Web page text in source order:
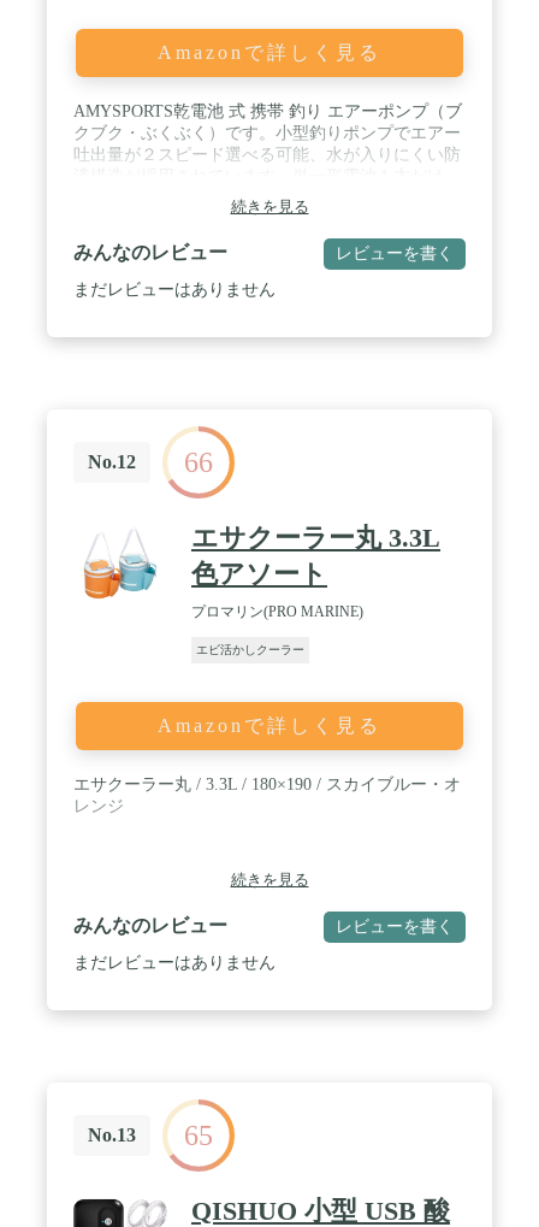
Amazonで詳しく見る
AMYSPORTS乾電池 式 携帯 釣り エアーポンプ（ブ
クブク・ぶくぶく）です。小型釣りポンプでエアー
吐出量が２スピード選べる可能、水が入りにくい防
で、しっかり長時間稼働してくれます。釣り生き餌
を活かしておく時や釣った魚を生きたまま持ち帰る
時など、この小型ぶくぶくエアーを是非利用して頂
きたいです。 / 釣りエアーポンプの酸素吐出量が２
段階選べる可能、強：1Ｌ/min、弱：0.5Ｌ/min。単
の装重量は約340ｇ、軽量で持ち運びやすい。エア
ーポンプの裏面にはクリップが付いているので、バ
ケツ、バッカン、くーらーボックスなどに掛けるの
が簡単。（クリップがドライバーで取り外し可能で
す。） / 小型釣りエアーポンプは泳がせ釣り、磯釣
り、海釣りなど活き餌を活かしておく時や海や川で
の生物採集の時、釣ったアジ、小サバ、鮎、イカな
ど釣り魚を生きたまま持ち帰り時、様々な場面で活
躍できます。 / 商品注文する前にご確認いただいこ
は、ご遠慮ください！また、観賞魚水槽など室内で
さないように使用してください。
続きを見る
みんなのレビュー レビューを書く
まだレビューはありません
No.12 66
エサクーラー丸 3.3L
色アソート
プロマリン(PRO MARINE)
エビ活かしクーラー
Amazonで詳しく見る
エサクーラー丸 / 3.3L / 180×190 / スカイブルー・オ
レンジ
続きを見る
みんなのレビュー レビューを書く
まだレビューはありません
No.13 65
QISHUO 小型 USB 酸